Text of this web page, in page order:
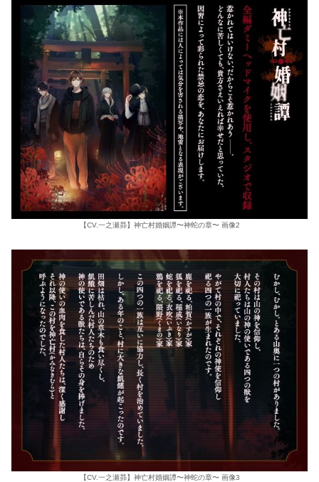
【CV.一之瀬昴】神亡村婚姻譚〜神蛇の章〜 画像2
【CV.一之瀬昴】神亡村婚姻譚〜神蛇の章〜 画像3